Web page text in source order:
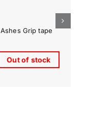
Ashes Grip tape
Out of stock